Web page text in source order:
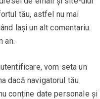
tău, astfel nu mai
lași un alt comentariu.
an.
vom seta un
dacă navigatorul tău
conține date personale și